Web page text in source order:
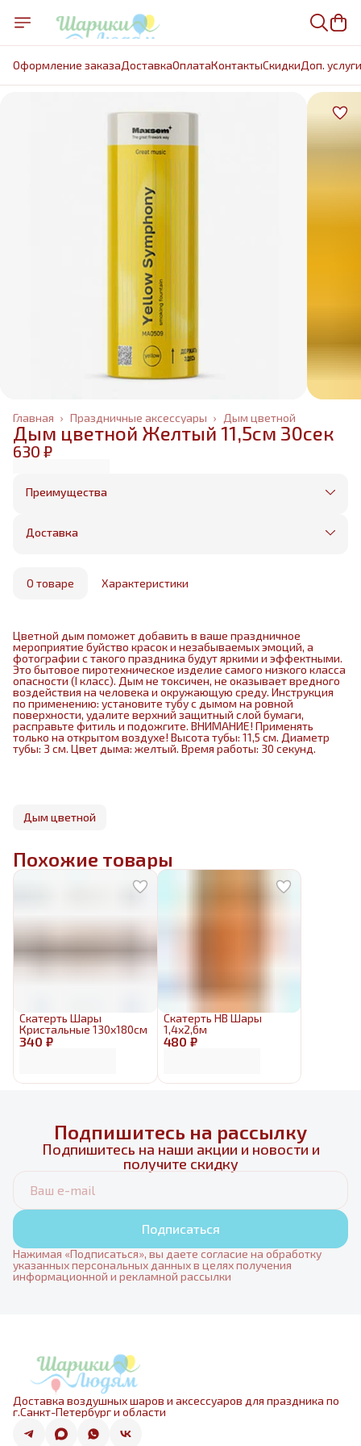
Оформление заказаДоставкаОплатаКонтактыCкидкиДоп. услуги
Дым цветной
Праздничные аксессуары ›
Главная ›
Дым цветной Желтый 11,5см 30сек
630 ₽
Преимущества
Оплата частями в Сплит
Бесплатная доставка в пределах КАД
маркетплейса
Доставка
О товаре Характеристики
Цветной дым поможет добавить в ваше праздничное
мероприятие буйство красок и незабываемых эмоций, а
фотографии с такого праздника будут яркими и эффектными.
Это бытовое пиротехническое изделие самого низкого класса
опасности (I класс). Дым не токсичен, не оказывает вредного
воздействия на человека и окружающую среду. Инструкция
по применению: установите тубу с дымом на ровной
поверхности, удалите верхний защитный слой бумаги,
расправьте фитиль и подожгите. ВНИМАНИЕ! Применять
только на открытом воздухе! Высота тубы: 11,5 см. Диаметр
тубы: 3 см. Цвет дыма: желтый. Время работы: 30 секунд.
Дым цветной
Похожие товары
340 ₽
Скатерть Шары
Кристальные 130х180см
480 ₽
Скатерть HB Шары
1,4х2,6м
Подпишитесь на рассылку
Подпишитесь на наши акции и новости и
получите скидку
Подписаться
Нажимая «Подписаться», вы даете согласие на обработку
указанных персональных данных в целях получения
информационной и рекламной рассылки
Доставка воздушных шаров и аксессуаров для праздника по
г.Санкт-Петербург и области